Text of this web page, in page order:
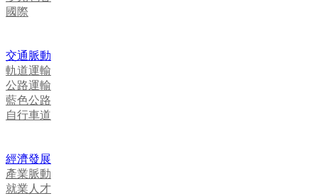
國際
交通脈動
軌道運輸
公路運輸
藍色公路
自行車道
經濟發展
產業脈動
就業人才